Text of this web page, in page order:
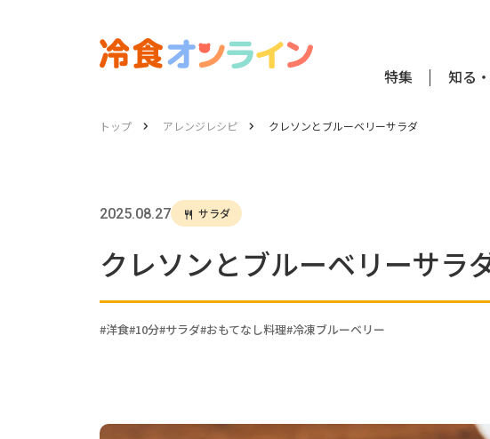
特集 知る
トップ アレンジレシピ クレソンとブルーベリーサラダ
2025.08.27 サラダ
クレソンとブルーベリーサラ
洋食 10分 サラダ おもてなし料理 冷凍ブルーベリー